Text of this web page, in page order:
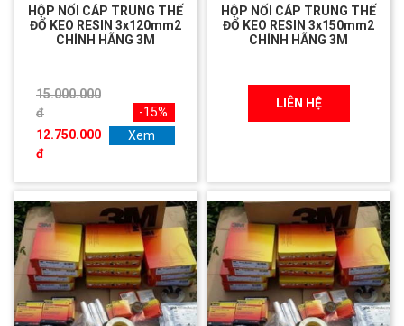
HỘP NỐI CÁP TRUNG THẾ
ĐỔ KEO RESIN 3x120mm2
CHÍNH HÃNG 3M
15.000.000
đ
12.750.000
đ
-15%
Xem
HỘP NỐI CÁP TRUNG THẾ
ĐỔ KEO RESIN 3x150mm2
CHÍNH HÃNG 3M
LIÊN HỆ